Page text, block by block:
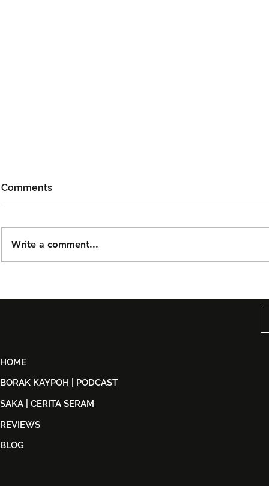
Identiti
Comments
Write a comment...
HOME
BORAK KAYPOH | PODCAST
SAKA | CERITA SERAM
REVIEWS
BLOG